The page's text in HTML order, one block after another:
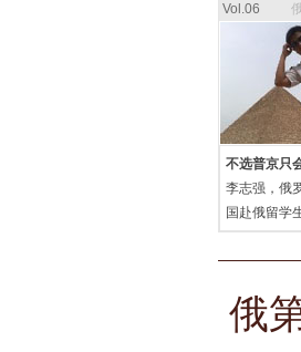
Vol.06
不选普京只
李志强，俄
国赴俄留学
俄